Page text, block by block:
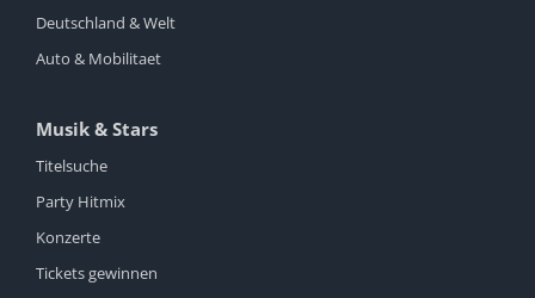
Deutschland & Welt
Auto & Mobilitaet
Musik & Stars
Titelsuche
Party Hitmix
Konzerte
Tickets gewinnen